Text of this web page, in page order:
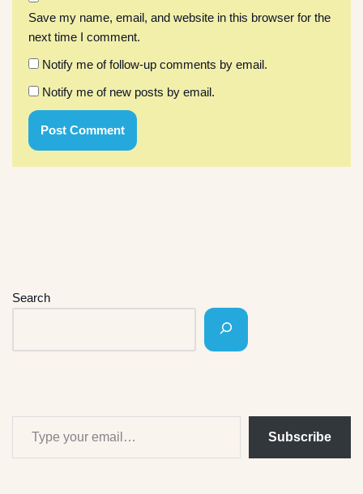
Save my name, email, and website in this browser for the
next time I comment.
Notify me of follow-up comments by email.
Notify me of new posts by email.
Search
Subscribe